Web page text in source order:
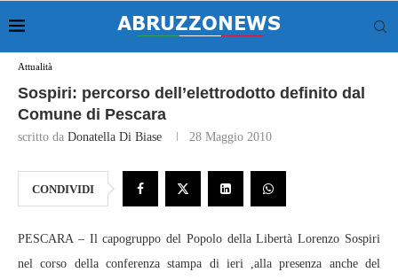
Attualità
Sospiri: percorso dell’elettrodotto definito dal
Comune di Pescara
scritto da Donatella Di Biase 28 Maggio 2010
CONDIVIDI
PESCARA – Il capogruppo del Popolo della Libertà Lorenzo Sospiri
nel corso della conferenza stampa di ieri ,alla presenza anche del